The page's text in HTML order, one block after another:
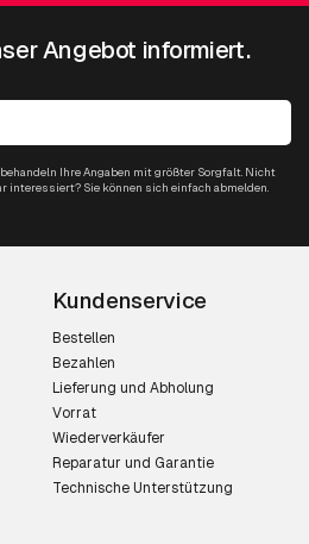
Angebot informiert.
Ihre Angaben mit größter Sorgfalt. Nicht
interessiert? Sie können sich einfach abmelden.
Kundenservice
Bestellen
Bezahlen
Lieferung und Abholung
Vorrat
Wiederverkäufer
Reparatur und Garantie
Technische Unterstützung